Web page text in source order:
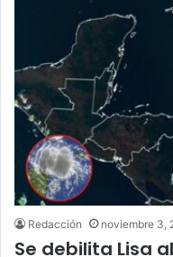
Redacción noviembre 3,
Se debilita Lisa